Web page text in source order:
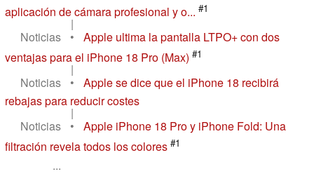
aplicación de cámara profesional y o... #1
|
Noticias
•
Apple ultima la pantalla LTPO+ con dos
ventajas para el iPhone 18 Pro (Max) #1
|
Noticias
•
Apple se dice que el iPhone 18 recibirá
rebajas para reducir costes
|
Noticias
•
Apple iPhone 18 Pro y iPhone Fold: Una
filtración revela todos los colores #1
...